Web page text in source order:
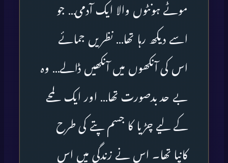
موٹے ہونٹوں والا ایک آدمی… جو
اسے دیکھ رہا تھا… نظریں جمائے
اس کی آنکھوں میں آنکھیں ڈالے… وہ
بے حد بدصورت تھا… اور ایک لمحے
کے لیے چڑیا کا جسم پتے کی طرح
کانپا تھا۔ اس نے زندگی میں اس